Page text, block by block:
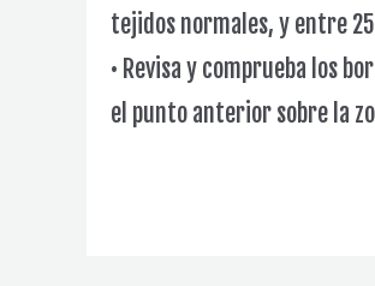
tejidos normales, y entre
• Revisa y comprueba los
el punto anterior sobre la